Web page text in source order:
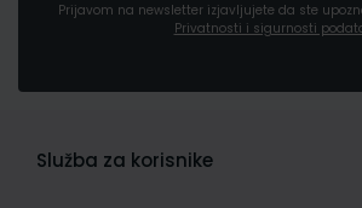
Prijavom na newsletter izjavljujete da ste
Privatnosti i sigurnosti
Služba za korisnike